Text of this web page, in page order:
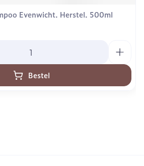
Evenwicht. Herstel. 500ml
Bestel